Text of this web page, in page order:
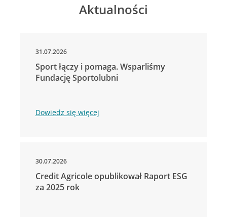
Aktualności
31.07.2026
Sport łączy i pomaga. Wsparliśmy
Fundację Sportolubni
Dowiedz się więcej
30.07.2026
Credit Agricole opublikował Raport ESG
za 2025 rok